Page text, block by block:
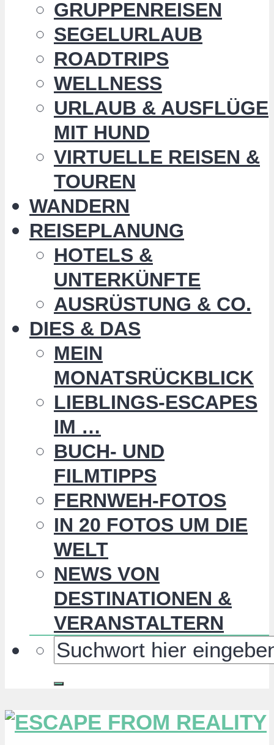
GRUPPENREISEN
SEGELURLAUB
ROADTRIPS
WELLNESS
URLAUB & AUSFLÜGE
MIT HUND
VIRTUELLE REISEN &
TOUREN
WANDERN
REISEPLANUNG
HOTELS &
UNTERKÜNFTE
AUSRÜSTUNG & CO.
DIES & DAS
MEIN
MONATSRÜCKBLICK
LIEBLINGS-ESCAPES
IM …
BUCH- UND
FILMTIPPS
FERNWEH-FOTOS
IN 20 FOTOS UM DIE
WELT
NEWS VON
DESTINATIONEN &
VERANSTALTERN